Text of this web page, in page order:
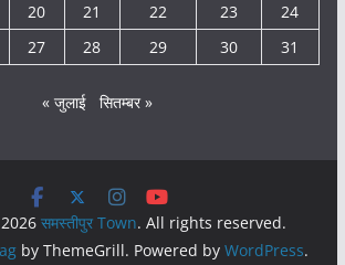
20 21 22 23
24
27 28 29 30 31
« जुलाई सितम्बर »
समस्तीपुर Town. All rights reserved.
by ThemeGrill. Powered by WordPress.